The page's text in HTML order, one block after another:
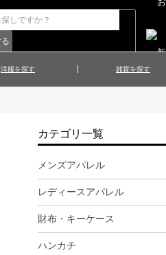
洋服を探す
▲レディースワンピース
雑貨を探す
▲アクセサリー
▲マフラー／ストール
カテゴリ一覧
メンズアパレル
レディースアパレル
財布・キーケース
ハンカチ